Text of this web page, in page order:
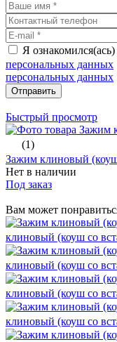
Я ознакомился(ась)
персональных данных
персональных данных
Отправить
Быстрый просмотр
(1)
Зажим клиновый (коуш
Нет в наличии
Под заказ
Вам может
клиновый (коуш со
клиновый (коуш со
клиновый (коуш со
клиновый (коуш со